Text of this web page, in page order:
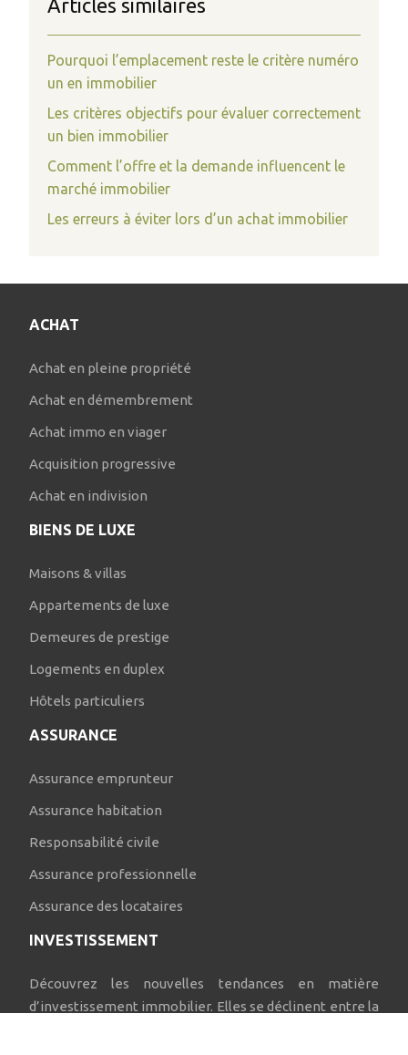
Articles similaires
Pourquoi l’emplacement reste le critère numéro
un en immobilier
Les critères objectifs pour évaluer correctement
un bien immobilier
Comment l’offre et la demande influencent le
marché immobilier
Les erreurs à éviter lors d’un achat immobilier
ACHAT
Achat en pleine propriété
Achat en démembrement
Achat immo en viager
Acquisition progressive
Achat en indivision
BIENS DE LUXE
Maisons & villas
Appartements de luxe
Demeures de prestige
Logements en duplex
Hôtels particuliers
ASSURANCE
Assurance emprunteur
Assurance habitation
Responsabilité civile
Assurance professionnelle
Assurance des locataires
INVESTISSEMENT
Découvrez les nouvelles tendances en matière
d’investissement immobilier. Elles se déclinent entre la